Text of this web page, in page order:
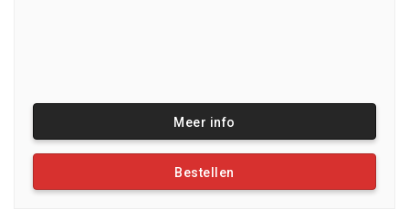
Meer info
Bestellen